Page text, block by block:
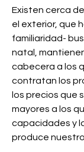
Existen cerca
el exterior, que
familiaridad-
natal,
cabecera a los
contratan los
los precios que
mayores a los
capacidades y
produce nuestro